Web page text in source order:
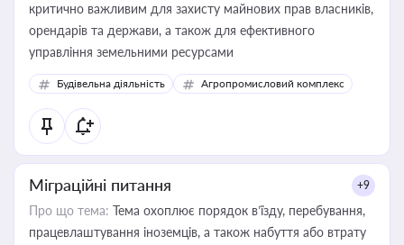
критично важливим для захисту майнових прав власників,
орендарів та держави, а також для ефективного
управління земельними ресурсами
Будівельна діяльність Агропромисловий комплекс
Міграційні питання +9
Про що тема: Тема охоплює порядок в’їзду, перебування,
працевлаштування іноземців, а також набуття або втрату